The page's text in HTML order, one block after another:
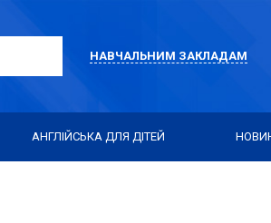
НАВЧАЛЬНИМ ЗАКЛАДАМ
АНГЛІЙСЬКА ДЛЯ ДІТЕЙ